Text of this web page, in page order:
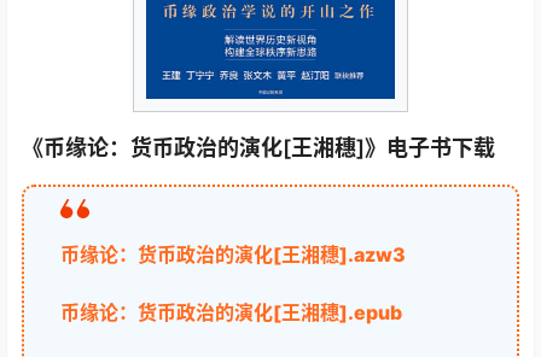
《币缘论：货币政治的演化[王湘穗]》电子书下载
币缘论：货币政治的演化[王湘穗].azw3
币缘论：货币政治的演化[王湘穗].epub